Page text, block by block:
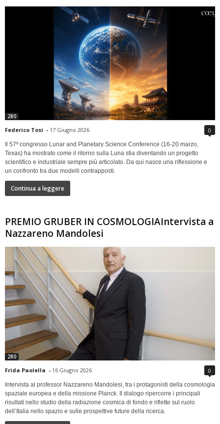
280
Federico Tosi - 17 Giugno 2026 0
Il 57º congresso Lunar and Planetary Science Conference (16-20 marzo,
Texas) ha mostrato come il ritorno sulla Luna stia diventando un progetto
scientifico e industriale sempre più articolato. Da qui nasce una riflessione e
un confronto tra due modelli contrapposti.
Continua a leggere
PREMIO GRUBER IN COSMOLOGIAIntervista a
Nazzareno Mandolesi
280
Frida Paolella - 16 Giugno 2026 0
Intervista al professor Nazzareno Mandolesi, tra i protagonisti della cosmologia
spaziale europea e della missione Planck. Il dialogo ripercorre i principali
risultati nello studio della radiazione cosmica di fondo e riflette sul ruolo
dell’Italia nello spazio e sulle prospettive future della ricerca.